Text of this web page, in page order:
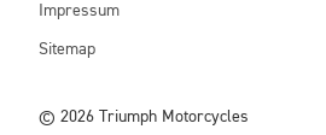
Impressum
Sitemap
© 2026 Triumph Motorcycles